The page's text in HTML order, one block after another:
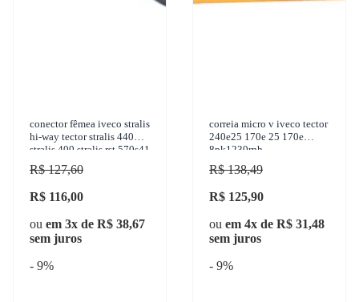
conector fêmea iveco stralis
hi-way tector stralis 440
stralis 400 stralis rst 570s41
tb 2003-2012 gauer - cf-
1471
R$ 127,60
R$ 116,00
ou em 3x de R$ 38,67
sem juros
- 9%
correia micro v iveco tector
240e25 170e 25 170e
8pk1230rnh
R$ 138,49
R$ 125,90
ou em 4x de R$ 31,48
sem juros
- 9%